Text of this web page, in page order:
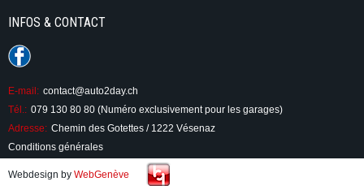
INFOS & CONTACT
E-mail: contact@auto2day.ch
Tél.: 079 130 80 80 (Numéro exclusivement pour les garages)
Adresse: Chemin des Gotettes / 1222 Vésenaz
Conditions générales
Webdesign by WebGenève